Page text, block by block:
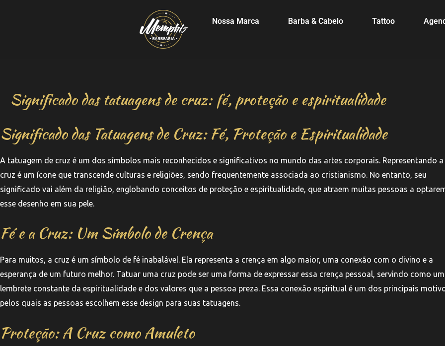
Nossa Marca Barba & Cabelo Tattoo
Significado das tatuagens de cruz: fé, proteção e espiritualidade
Significado das Tatuagens de Cruz: Fé, Proteção e Espiritualidade
A tatuagem de cruz é um dos símbolos mais reconhecidos e significativos no mundo das artes corporais. Representando a
cruz é um ícone que transcende culturas e religiões, sendo frequentemente associada ao cristianismo. No entanto, seu
significado vai além da religião, englobando conceitos de proteção e espiritualidade, que atraem muitas pessoas a
esse desenho em sua pele.
Fé e a Cruz: Um Símbolo de Crença
Para muitos, a cruz é um símbolo de fé inabalável. Ela representa a crença em algo maior, uma conexão com o divino e a
esperança de um futuro melhor. Tatuar uma cruz pode ser uma forma de expressar essa crença pessoal, servindo como um
lembrete constante da espiritualidade e dos valores que a pessoa preza. Essa conexão espiritual é um dos principais
pelos quais as pessoas escolhem esse design para suas tatuagens.
Proteção: A Cruz como Amuleto